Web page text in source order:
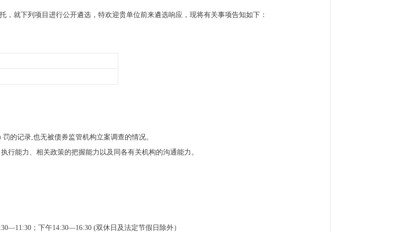
就下列项目进行公开遴选，特欢迎贵单位前来遴选响应，现将有关事项告知如下：
的记录,也无被债券监管机构立案调查的情况。
行能力、相关政策的把握能力以及同各有关机构的沟通能力。
；下午14:30—16:30 (双休日及法定节假日除外）